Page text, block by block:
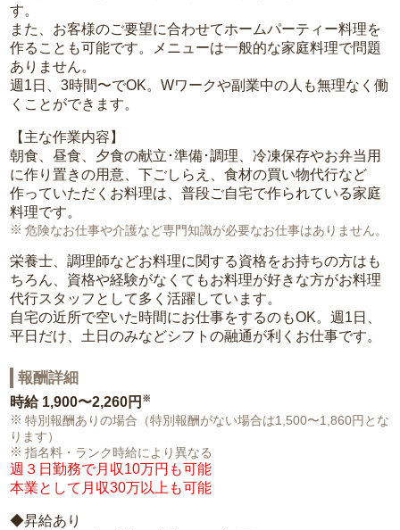
す。
また、お客様のご要望に合わせてホームパーティー料理を
作ることも可能です。メニューは一般的な家庭料理で問題
ありません。
週1日、3時間〜でOK。Wワークや副業中の人も無理なく働
くことができます。
【主な作業内容】
朝食、昼食、夕食の献立･準備･調理、冷凍保存やお弁当用
に作り置きの用意、下ごしらえ、食材の買い物代行など
作っていただくお料理は、普段ご自宅で作られている家庭
料理です。
危険なお仕事や介護など専門知識が必要なお仕事はありません。
栄養士、調理師などお料理に関する資格をお持ちの方はも
ちろん、資格や経験がなくてもお料理が好きな方がお料理
代行スタッフとして多く活躍しています。
自宅の近所で空いた時間にお仕事をするのもOK。週1日、
平日だけ、土日のみなどシフトの融通が利くお仕事です。
報酬詳細
時給 1,900〜2,260円 ※
特別報酬ありの場合（特別報酬がない場合は1,500〜1,860円とな
ります）
指名料・ランク時給により異なる
週３日勤務で月収10万円も可能
本業として月収30万以上も可能
◆昇給あり